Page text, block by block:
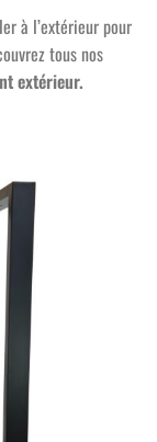
à l’extérieur pour
tous nos
extérieur.